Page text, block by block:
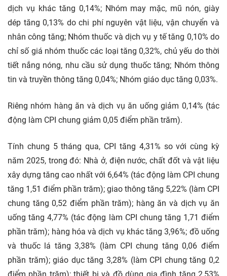
dịch vụ khác tăng 0,14%; Nhóm may mặc, mũ nón, giày
dép tăng 0,13% do chi phí nguyên vật liệu, vận chuyển và
nhân công tăng; Nhóm thuốc và dịch vụ y tế tăng 0,10% do
chỉ số giá nhóm thuốc các loại tăng 0,32%, chủ yếu do thời
tiết nắng nóng, nhu cầu sử dụng thuốc tăng; Nhóm thông
tin và truyền thông tăng 0,04%; Nhóm giáo dục tăng 0,03%.
Riêng nhóm hàng ăn và dịch vụ ăn uống giảm 0,14% (tác
động làm CPI chung giảm 0,05 điểm phần trăm).
Tính chung 5 tháng qua, CPI tăng 4,31% so với cùng kỳ
năm 2025, trong đó: Nhà ở, điện nước, chất đốt và vật liệu
xây dựng tăng cao nhất với 6,64% (tác động làm CPI chung
tăng 1,51 điểm phần trăm); giao thông tăng 5,22% (làm CPI
chung tăng 0,52 điểm phần trăm); hàng ăn và dịch vụ ăn
uống tăng 4,77% (tác động làm CPI chung tăng 1,71 điểm
phần trăm); hàng hóa và dịch vụ khác tăng 3,96%; đồ uống
và thuốc lá tăng 3,38% (làm CPI chung tăng 0,06 điểm
phần trăm); giáo dục tăng 3,28% (làm CPI chung tăng 0,2